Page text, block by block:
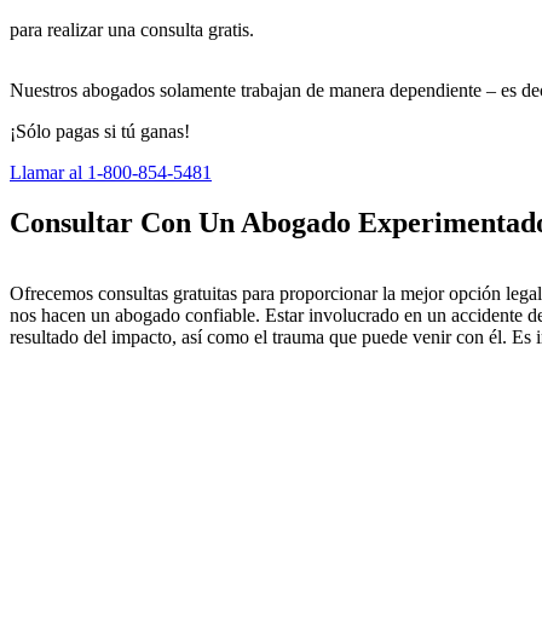
para realizar una consulta gratis.
Nuestros abogados solamente trabajan de manera dependiente – es
¡Sólo pagas si tú ganas!
Llamar al 1-800-854-5481
Consultar Con Un Abogado
Ofrecemos consultas gratuitas para proporcionar la mejor opción
nos hacen un abogado confiable. Estar involucrado en un accidente
resultado del impacto, así como el trauma que puede venir con él.